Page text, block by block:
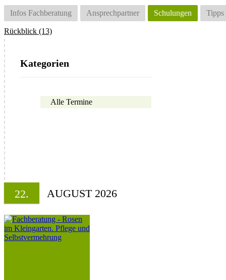
Infos Fachberatung Ansprechpartner Schulungen Tipps
Rückblick (13)
Kategorien
Alle Termine
22. AUGUST 2026